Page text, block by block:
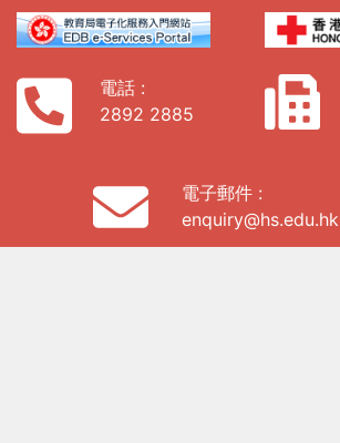
電話 :
2892 2885
電子郵件 :
enquiry@hs.edu.hk